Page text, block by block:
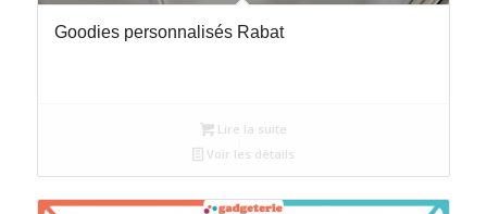
Goodies personnalisés Rabat
Lire la suite
Voir les détails